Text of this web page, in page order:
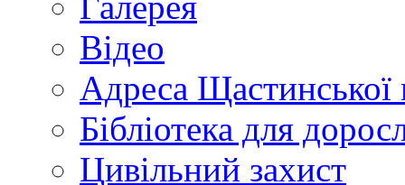
Відео
Адреса Щастинської
Бібліотека для
Цивільний захист